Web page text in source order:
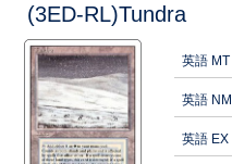
(3ED-RL)Tundra
英語 MT
英語 NM
英語 EX